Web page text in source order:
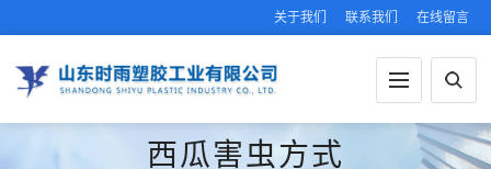
关于我们 联系我们 在线留言
西瓜害虫方式